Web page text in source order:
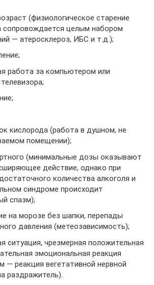
(физиологическое старение
сопровождается целым набором
— атеросклероз, ИБС и т.д.);
работа за компьютером или
кислорода (работа в душном, не
помещении);
(минимальные дозы оказывают
действие, однако при
количества алкоголя и
синдроме происходит
спазм);
на морозе без шапки, перепады
давления (метеозависимость);
ситуация, чрезмерная положительная
эмоциональная реакция
— реакция вегетативной нервной
раздражитель).